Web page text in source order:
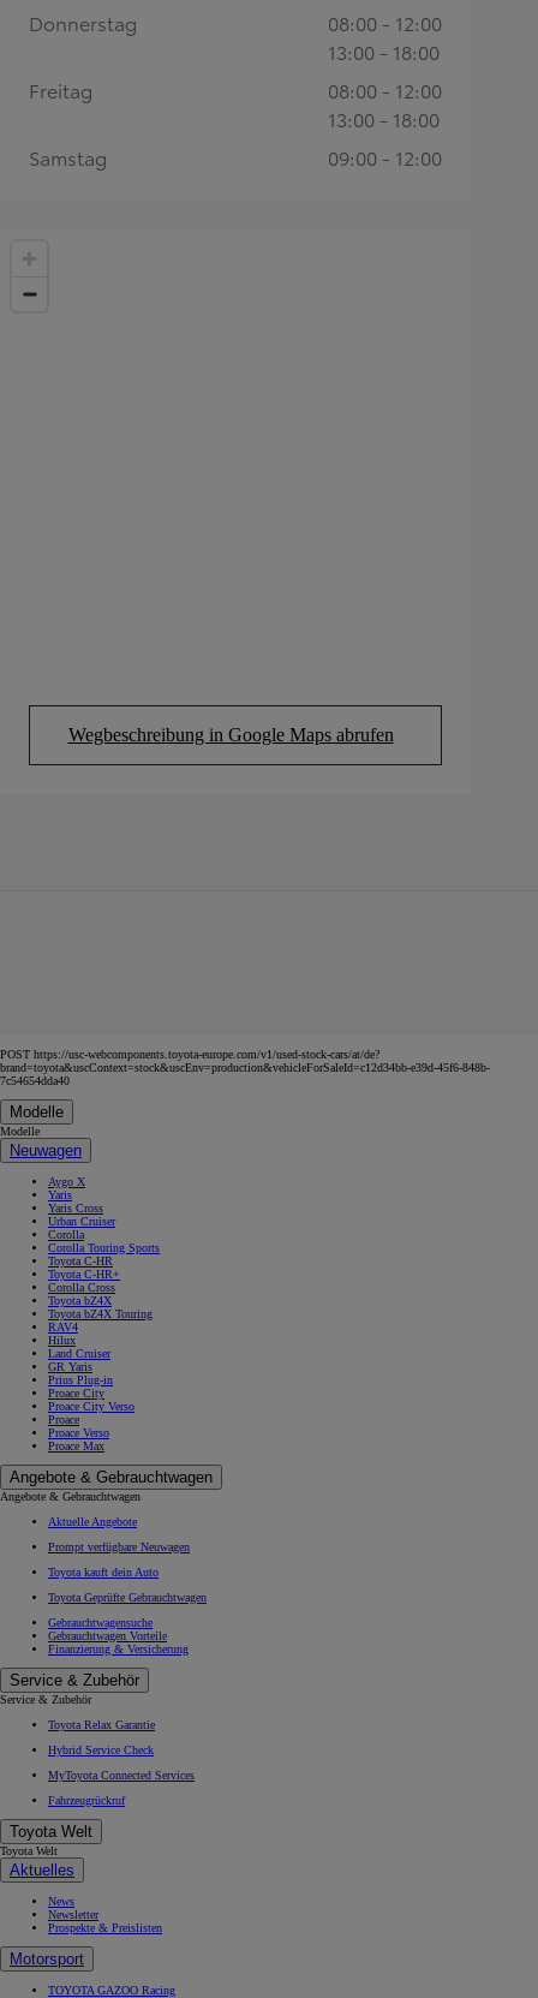
Wegbeschreibung in Google Maps abrufen
(Opens in new tab)
Donnerstag
08:00 - 12:00
13:00 - 18:00
Freitag
08:00 - 12:00
13:00 - 18:00
Samstag
09:00 - 12:00
POST https://usc-webcomponents.toyota-europe.com/v1/used-stock-cars/at/de?
brand=toyota&uscContext=stock&uscEnv=production&vehicleForSaleId=c12d34bb-e39d-45f6-848b-
7c54654dda40
Modelle
Modelle
Neuwagen
Aygo X
Yaris
Yaris Cross
Urban Cruiser
Corolla
Corolla Touring Sports
Toyota C-HR
Toyota C-HR+
Corolla Cross
Toyota bZ4X
Toyota bZ4X Touring
RAV4
Hilux
Land Cruiser
GR Yaris
Prius Plug-in
Proace City
Proace City Verso
Proace
Proace Verso
Proace Max
Angebote & Gebrauchtwagen
Angebote & Gebrauchtwagen
Aktuelle Angebote
Prompt verfügbare Neuwagen
Toyota kauft dein Auto
Toyota Geprüfte Gebrauchtwagen
Gebrauchtwagensuche
Gebrauchtwagen Vorteile
Finanzierung & Versicherung
Service & Zubehör
Service & Zubehör
Toyota Relax Garantie
Hybrid Service Check
MyToyota Connected Services
Fahrzeugrückruf
Toyota Welt
Toyota Welt
Aktuelles
News
Newsletter
Prospekte & Preislisten
Motorsport
TOYOTA GAZOO Racing